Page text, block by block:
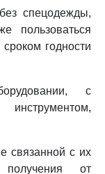
спецодежды,
пользоваться
годности
с
связанной с их
от